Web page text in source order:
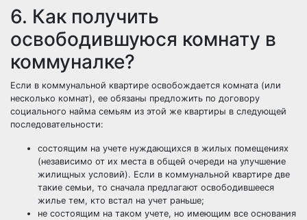
6. Как получить
освободившуюся комнату в
коммуналке?
Если в коммунальной квартире освобождается комната (или
несколько комнат), ее обязаны предложить по договору
социального найма семьям из этой же квартиры в следующей
последовательности:
состоящим на учете нуждающихся в жилых помещениях
(независимо от их места в общей очереди на улучшение
жилищных условий). Если в коммунальной квартире две
такие семьи, то сначала предлагают освободившееся
жилье тем, кто встал на учет раньше;
не состоящим на таком учете, но имеющим все основания